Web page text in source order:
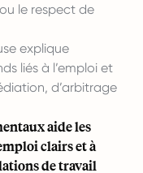
le respect de
explique
liés à l’emploi et
d’arbitrage
aide les
clairs et à
de travail